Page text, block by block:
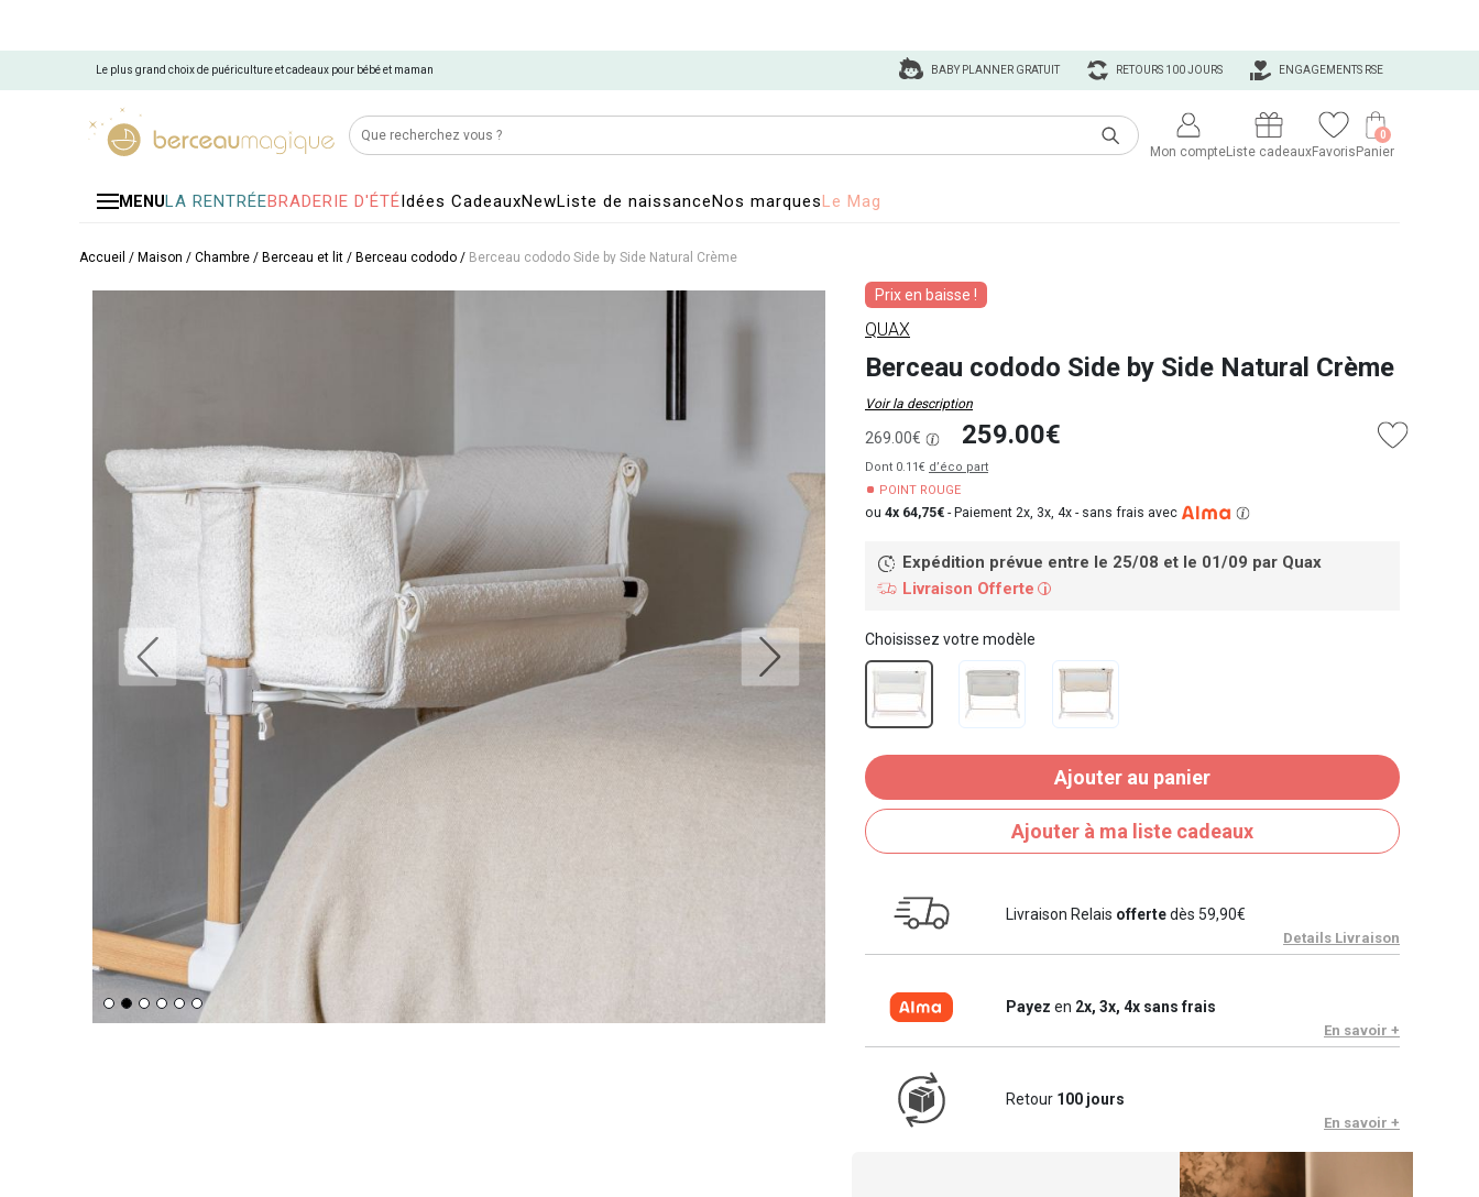
Le plus grand choix de puériculture et cadeaux pour bébé et maman ENGAGEMENTS RSE
RETOURS 100 JOURS
BABY PLANNER GRATUIT
Mon compteListe cadeauxFavoris Panier
0
MENULA RENTRÉEBRADERIE D'ÉTÉIdées CadeauxNewListe de naissanceNos marquesLe Mag
Accueil / Maison / Chambre / Berceau et lit / Berceau cododo / Berceau cododo Side by Side Natural Crème
Prix en baisse !
QUAX
Berceau cododo Side by Side Natural Crème
Voir la description
269.00€ 259.00€
Dont 0.11€ d’éco part
POINT ROUGE
ou 4x 64,75€ -Paiement 2x, 3x, 4x -sans frais avec
Expédition prévue entre le 25/08 et le 01/09 par Quax
Livraison Offerte
i
Choisissez votre modèle
Ajouter au panier
Ajouter à ma liste cadeaux
Livraison Relais offertedès 59,90€
Details Livraison
Payez en 2x, 3x, 4x sans frais
En savoir +
Retour 100 jours
En savoir +